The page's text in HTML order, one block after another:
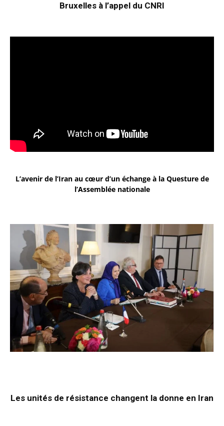
Bruxelles à l’appel du CNRI
L’avenir de l’Iran au cœur d’un échange à la Questure de
l’Assemblée nationale
Les unités de résistance changent la donne en Iran